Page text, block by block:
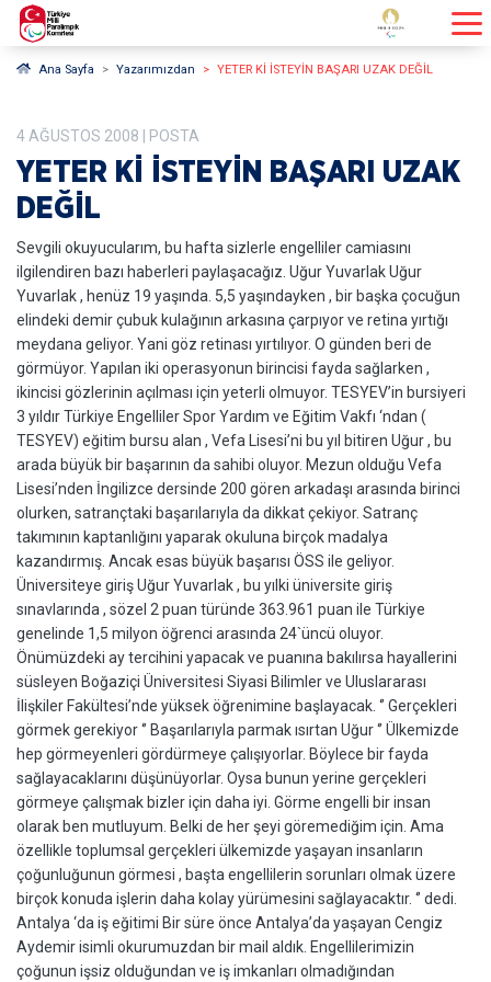
Ana Sayfa Yazarımızdan YETER Kİ İSTEYİN BAŞARI UZAK DEĞİL
4 AĞUSTOS 2008 | POSTA
YETER Kİ İSTEYİN BAŞARI UZAK
DEĞİL
Sevgili okuyucularım, bu hafta sizlerle engelliler camiasını
ilgilendiren bazı haberleri paylaşacağız. Uğur Yuvarlak Uğur
Yuvarlak , henüz 19 yaşında. 5,5 yaşındayken , bir başka çocuğun
elindeki demir çubuk kulağının arkasına çarpıyor ve retina yırtığı
meydana geliyor. Yani göz retinası yırtılıyor. O günden beri de
görmüyor. Yapılan iki operasyonun birincisi fayda sağlarken ,
ikincisi gözlerinin açılması için yeterli olmuyor. TESYEV’in bursiyeri
3 yıldır Türkiye Engelliler Spor Yardım ve Eğitim Vakfı ‘ndan (
TESYEV) eğitim bursu alan , Vefa Lisesi’ni bu yıl bitiren Uğur , bu
arada büyük bir başarının da sahibi oluyor. Mezun olduğu Vefa
Lisesi’nden İngilizce dersinde 200 gören arkadaşı arasında birinci
olurken, satrançtaki başarılarıyla da dikkat çekiyor. Satranç
takımının kaptanlığını yaparak okuluna birçok madalya
kazandırmış. Ancak esas büyük başarısı ÖSS ile geliyor.
Üniversiteye giriş Uğur Yuvarlak , bu yılki üniversite giriş
sınavlarında , sözel 2 puan türünde 363.961 puan ile Türkiye
genelinde 1,5 milyon öğrenci arasında 24`üncü oluyor.
Önümüzdeki ay tercihini yapacak ve puanına bakılırsa hayallerini
süsleyen Boğaziçi Üniversitesi Siyasi Bilimler ve Uluslararası
İlişkiler Fakültesi’nde yüksek öğrenimine başlayacak. ‘’ Gerçekleri
görmek gerekiyor ‘’ Başarılarıyla parmak ısırtan Uğur ‘’ Ülkemizde
hep görmeyenleri gördürmeye çalışıyorlar. Böylece bir fayda
sağlayacaklarını düşünüyorlar. Oysa bunun yerine gerçekleri
görmeye çalışmak bizler için daha iyi. Görme engelli bir insan
olarak ben mutluyum. Belki de her şeyi göremediğim için. Ama
özellikle toplumsal gerçekleri ülkemizde yaşayan insanların
çoğunluğunun görmesi , başta engellilerin sorunları olmak üzere
birçok konuda işlerin daha kolay yürümesini sağlayacaktır. ‘’ dedi.
Antalya ‘da iş eğitimi Bir süre önce Antalya’da yaşayan Cengiz
Aydemir isimli okurumuzdan bir mail aldık. Engellilerimizin
çoğunun işsiz olduğundan ve iş imkanları olmadığından